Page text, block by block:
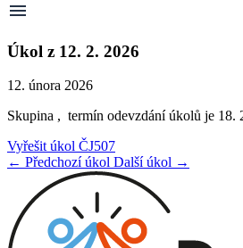
Úkol z 12. 2. 2026
12. února 2026
Skupina , termín odevzdání úkolů je 18.
Vyřešit úkol ČJ507
← Předchozí úkol Další úkol →